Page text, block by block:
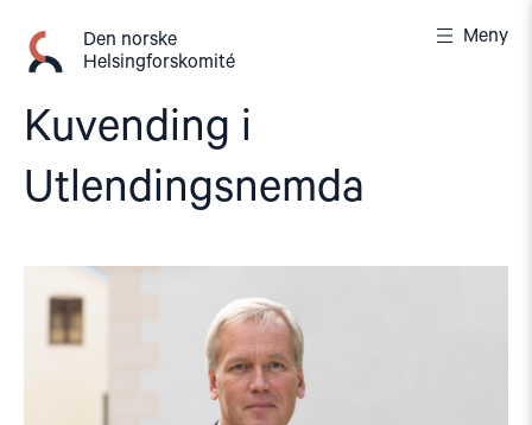
innhold
Den norske
Helsingforskomité
Meny
Kuvending i
Utlendingsnemda